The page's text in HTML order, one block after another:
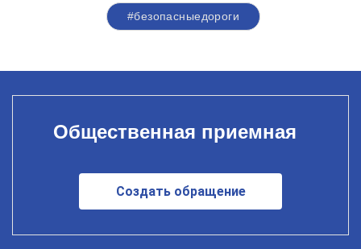
#безопасныедороги
Общественная приемная
Создать обращение